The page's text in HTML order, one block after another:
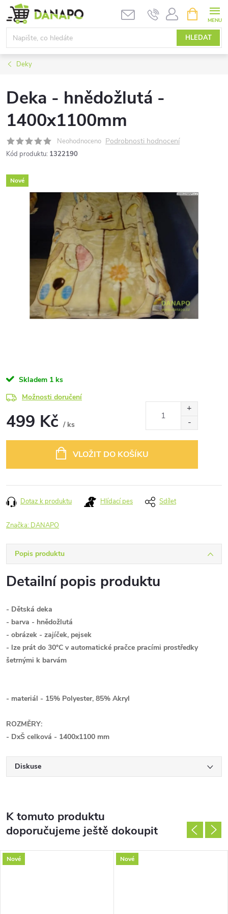
Přejít
na
obsah
HLEDAT
NÁKUPNÍ
KOŠÍK
Deky
Deka - hnědožlutá -
1400x1100mm
Neohodnoceno Podrobnosti hodnocení
Kód produktu: 1322190
Nové
Skladem 1 ks
Možnosti doručení
499 Kč / ks
VLOŽIT DO KOŠÍKU
Dotaz k produktu Hlídací pes Sdílet
Značka: DANAPO
Popis produktu
Detailní popis produktu
- Dětská deka
- barva - hnědožlutá
- obrázek - zajíček, pejsek
- lze prát do 30°C v automatické pračce pracími prostředky
šetrnými k barvám
- materiál - 15% Polyester, 85% Akryl
ROZMĚRY:
- DxŠ celková - 1400x1100 mm
Diskuse
K tomuto produktu
doporučujeme ještě dokoupit
Nové Nové